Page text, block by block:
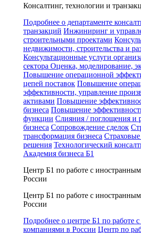
Консалтинг, технологии и
Подробнее о департаменте
транзакций Инжиниринг и
строительными проектами
недвижимости, строительства и
Консультационные услуги
сектора Оценка, моделирование,
Повышение операционной
цепей поставок Повышение
эффективности, управление
активами Повышение
бизнеса Повышение
функции Слияния / поглощения и
бизнеса Сопровождение сделок
трансформация бизнеса
решения Технологический
Академия бизнеса Б1
Центр Б1 по работе с
России
Центр Б1 по работе с
России
Подробнее о центре Б1 по работе
компаниями в России Центр по